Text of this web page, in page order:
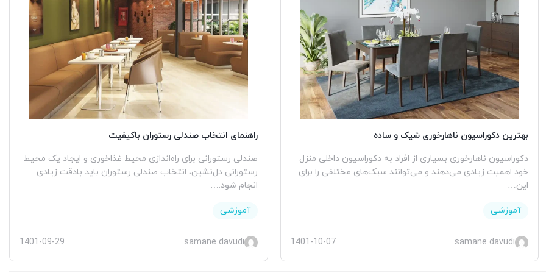
بهترین دکوراسیون ناهارخوری شیک و ساده
دکوراسیون ناهارخوری بسیاری از افراد به دکوراسیون داخلی منزل
خود اهمیت زیادی می‌دهند و می‌توانند سبک‌های مختلفی را برای
این…
آموزشی
samane davudi
1401-10-07
راهنمای انتخاب صندلی رستوران باکیفیت
صندلی رستورانی برای راه‌اندازی محیط غذاخوری و ایجاد یک محیط
رستورانی دل‌نشین، انتخاب صندلی رستوران باید بادقت زیادی
انجام شود.…
آموزشی
samane davudi
1401-09-29